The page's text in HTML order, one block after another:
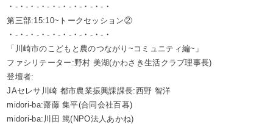
・-・-・-・-・-・-・-・-・-・
第三部:15:10~トークセッション②
・-・-・-・-・-・-・-・-・-・
「川崎市のこどもと農のつながり~コミュニティ編~」
ファシリテーター:野村 美湖(かわさき生活クラブ理事長)
登壇者:
JAセレサ川崎 都市農業振興課課長:西野 智洋
midori-ba:齋藤 集平(合同会社百暮)
midori-ba:川田 篤(NPO法人あかね)